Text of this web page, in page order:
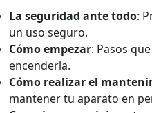
La seguridad ante todo:
un uso seguro.
Cómo empezar: Pasos
encenderla.
Cómo realizar el
mantener tu aparato en